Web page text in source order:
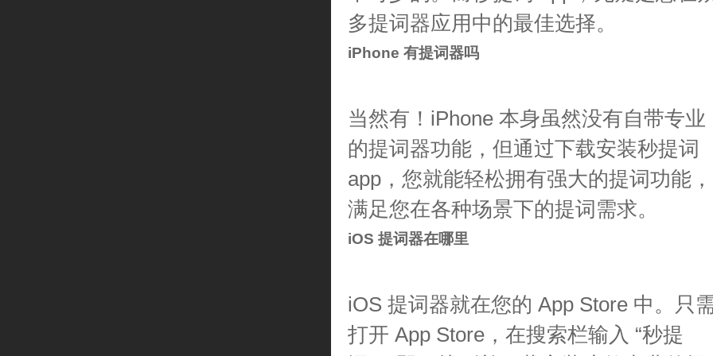
多提词器应用中的最佳选择。
iPhone 有提词器吗
当然有！iPhone 本身虽然没有自带专业
的提词器功能，但通过下载安装秒提词
app，您就能轻松拥有强大的提词功能，
满足您在各种场景下的提词需求。
iOS 提词器在哪里
iOS 提词器就在您的 App Store 中。只
打开 App Store，在搜索栏输入 “秒提